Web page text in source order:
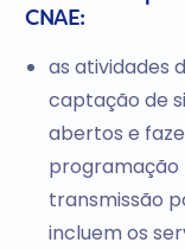
CNAE:
as atividades
captação de
abertos e
programação
transmissão
incluem os